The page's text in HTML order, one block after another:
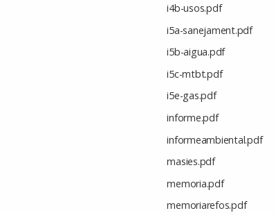
i4b-usos.pdf
i5a-sanejament.pdf
i5b-aigua.pdf
i5c-mtbt.pdf
i5e-gas.pdf
informe.pdf
informeambiental.pdf
masies.pdf
memoria.pdf
memoriarefos.pdf